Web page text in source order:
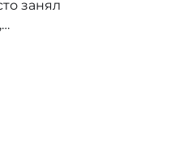
занял
заметно